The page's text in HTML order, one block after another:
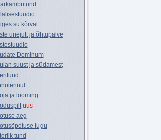
su kõrval
unejutt ja õhtupalve
Dominum
suust ja südamest
ja looming
uus
aeg
lugu
tund